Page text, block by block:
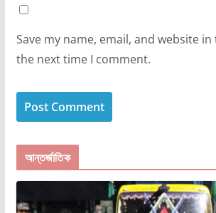
Save my name, email, and website
the next time I comment.
আন্তর্জাতিক